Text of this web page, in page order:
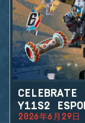
Y11S2
2026年6月29日